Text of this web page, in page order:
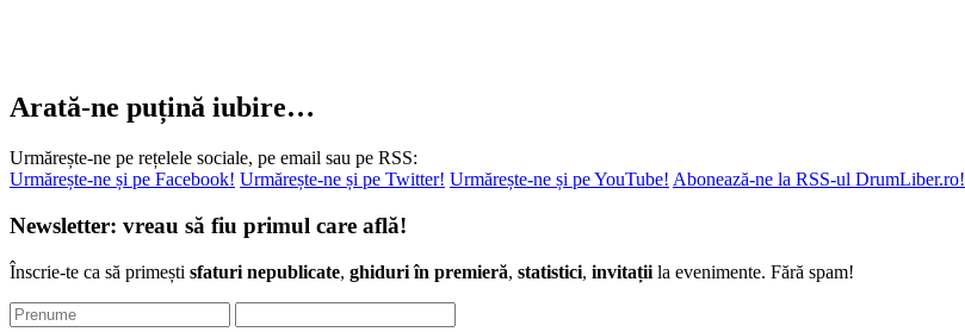
Arată-ne puțină iubire…
Urmărește-ne pe rețelele sociale, pe email sau pe RSS:
Urmărește-ne și pe Facebook! Urmărește-ne și pe Twitter! Urmărește-ne și pe YouTube! Abonează-ne la RSS-ul DrumLiber.ro!
Newsletter: vreau să fiu primul care află!
Înscrie-te ca să primești sfaturi nepublicate, ghiduri în premieră, statistici, invitațiila evenimente. Fără spam!